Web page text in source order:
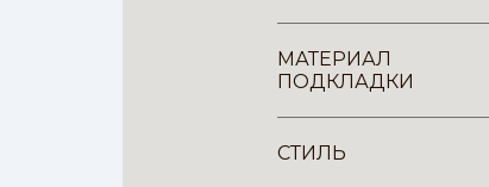
МАТЕРИАЛ
ПОДКЛАДКИ
СТИЛЬ